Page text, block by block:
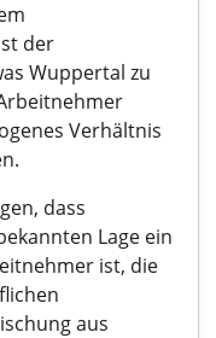
der
Wuppertal zu
Verhältnis
dass
Lage ein
ist, die
aus